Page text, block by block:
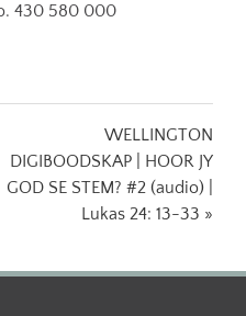
430 580 000
WELLINGTON
DIGIBOODSKAP | HOOR JY
GOD SE STEM? #2 (audio) |
Lukas 24: 13-33 »